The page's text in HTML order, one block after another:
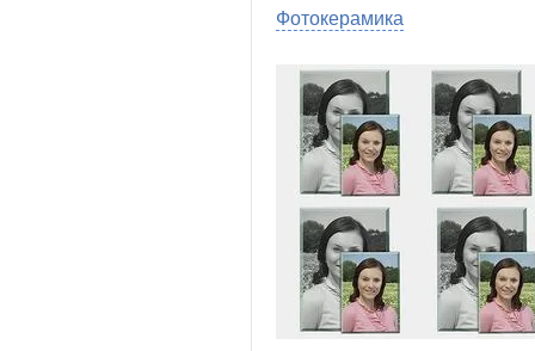
Фотокерамика